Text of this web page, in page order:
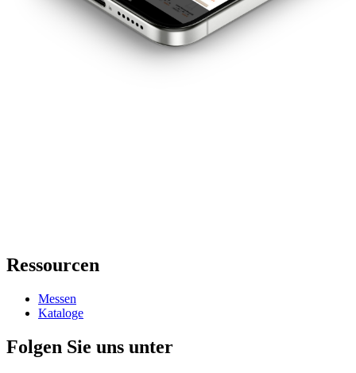
Ressourcen
Messen
Kataloge
Folgen Sie uns unter